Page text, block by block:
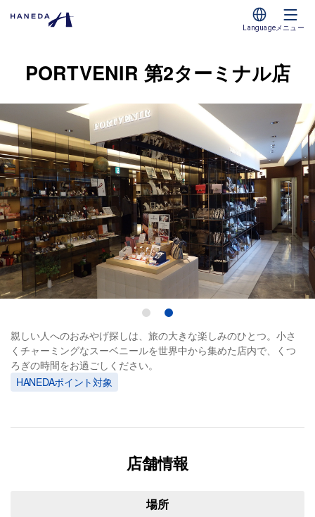
Language メニュー
PORTVENIR 第2ターミナル店
1
2
親しい人へのおみやげ探しは、旅の大きな楽しみのひとつ。小さ
くチャーミングなスーベニールを世界中から集めた店内で、くつ
ろぎの時間をお過ごしください。
HANEDAポイント対象
店舗情報
場所